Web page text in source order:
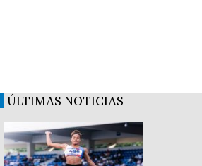
ÚLTIMAS NOTICIAS